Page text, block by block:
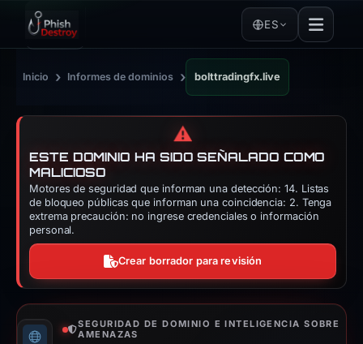
ES
Inicio › Informes de dominios › bolttradingfx.live
⚠️
ESTE DOMINIO HA SIDO SEÑALADO COMO
MALICIOSO
Motores de seguridad que informan una detección: 14. Listas
de bloqueo públicas que informan una coincidencia: 2. Tenga
extrema precaución: no ingrese credenciales o información
personal.
Crear borrador para revisión
SEGURIDAD DE DOMINIO E INTELIGENCIA SOBRE
AMENAZAS